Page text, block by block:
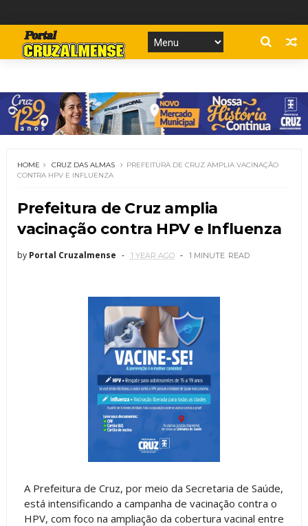
HOME CRUZ DAS ALMAS
PREFEITURA DE CRUZ AMPLIA VACINAÇÃO
CONTRA HPV E INFLUENZA
Prefeitura de Cruz amplia
vacinação contra HPV e Influenza
by Portal Cruzalmense 1 YEAR AGO 1 MINUTE READ
A Prefeitura de Cruz, por meio da Secretaria de Saúde,
está intensificando a campanha de vacinação contra o
HPV, com foco na ampliação da cobertura vacinal entre